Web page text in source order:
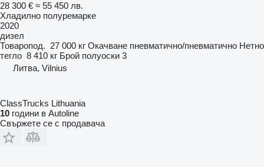
28 300 € ≈ 55 450 лв.
Хладилно полуремарке
2020
дизел
Товаропод. 27 000 кг Окачване пневматично/пневматично Нетно
тегло 8 410 кг Брой полуоски 3
Литва, Vilnius
ClassTrucks Lithuania
10 години в Autoline
Свържете се с продавача